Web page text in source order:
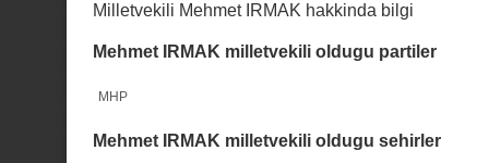
Milletvekili Mehmet IRMAK hakkinda bilgi
Mehmet IRMAK milletvekili oldugu partiler
MHP
Mehmet IRMAK milletvekili oldugu sehirler